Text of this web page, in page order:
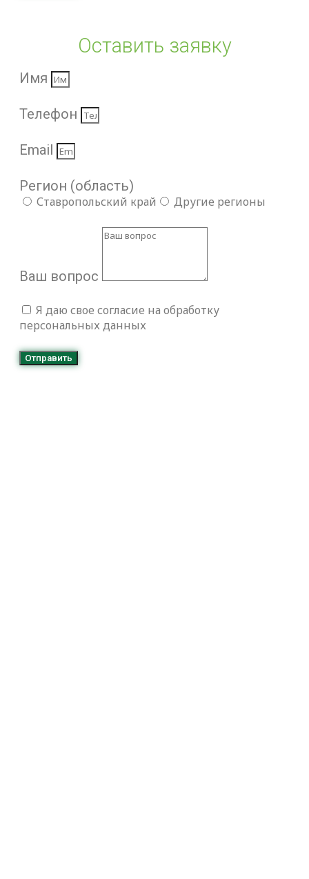
Оставить заявку
Имя
Телефон
Email
Регион (область)
Ставропольский край Другие регионы
Ваш вопрос
Я даю свое согласие на обработку
персональных данных
Отправить